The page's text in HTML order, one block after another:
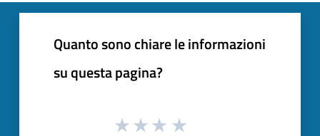
Quanto sono chiare le informazioni
su questa pagina?